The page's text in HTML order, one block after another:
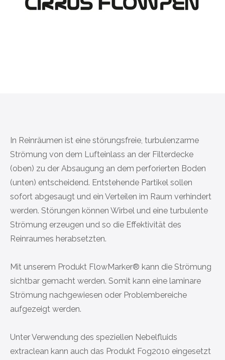
In Reinräumen ist eine störungsfreie, turbulenzarme
Strömung von dem Lufteinlass an der Filterdecke
(oben) zu der Absaugung an dem perforierten Boden
(unten) entscheidend. Entstehende Partikel sollen
sofort abgesaugt und ein Verteilen im Raum verhindert
werden. Störungen können Wirbel und eine turbulente
Strömung erzeugen und so die Effektivität des
Reinraumes herabsetzten.
Mit unserem Produkt FlowMarker® kann die Strömung
sichtbar gemacht werden. Somit kann eine laminare
Strömung nachgewiesen oder Problembereiche
aufgezeigt werden.
Unter Verwendung des speziellen Nebelfluids
extraclean kann auch das Produkt Fog2010 eingesetzt